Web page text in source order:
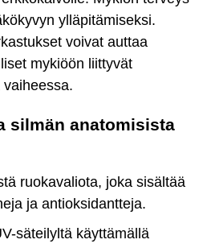
ylläpitämiseksi.
voivat auttaa
mykiöön liittyvät
silmän anatomisista
ruokavaliota, joka sisältää
ja antioksidantteja.
säteilyltä käyttämällä